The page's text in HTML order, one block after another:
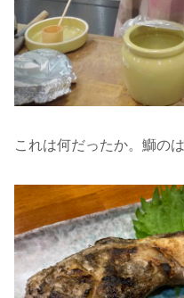
これは何だったか。鰤の